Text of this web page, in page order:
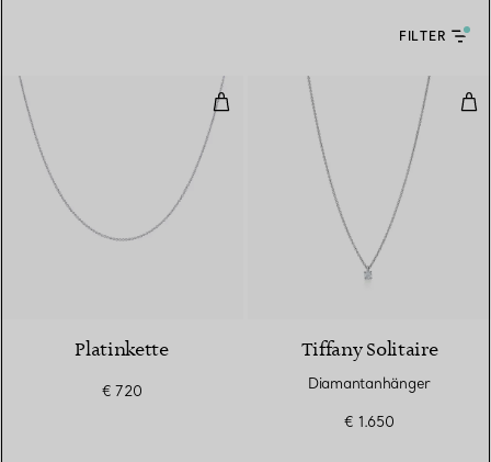
FILTER
Platinkette
Platinkette
€ 720
Tiffany Solitaire
Diamantanhänger
€ 1.650